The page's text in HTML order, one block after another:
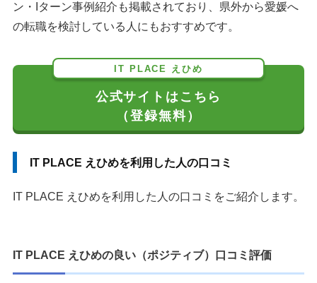
ン・Iターン事例紹介も掲載されており、県外から愛媛へ
の転職を検討している人にもおすすめです。
IT PLACE えひめ
公式サイトはこちら
（登録無料）
IT PLACE えひめを利用した人の口コミ
IT PLACE えひめを利用した人の口コミをご紹介します。
IT PLACE えひめの良い（ポジティブ）口コミ評価